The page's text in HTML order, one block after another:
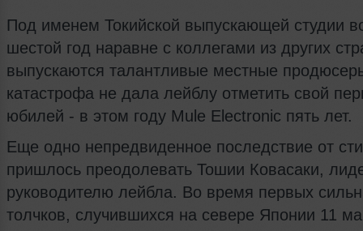
Под именем Токийской выпускающей студии
шестой год наравне с коллегами из других
выпускаются талантливые местные
катастрофа не дала лейблу отметить свой
юбилей - в этом году Mule Electronic пять лет.
Еще одно непредвиденное последствие от
пришлось преодолевать Тошии Ковасаки,
руководителю лейбла. Во время первых
толчков, случившихся на севере Японии 11